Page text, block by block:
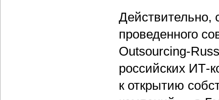
Действительно,
проведенного
Outsourcing-
российских ИТ-
к открытию